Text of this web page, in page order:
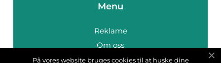
Menu
Reklame
Om oss
Cookies
På vores website bruges cookies til at huske dine